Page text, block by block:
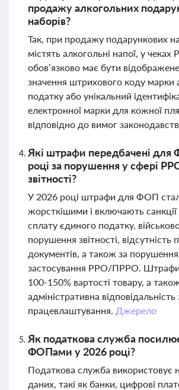
продажу алкогольних
наборів?
Так, при продажу подарункових
містять алкогольні напої, у
обов’язково має бути
значення штрихового коду марки
податку або унікальний
електронної марки для кожної
відповідно до вимог
Які штрафи передбачені для
році за порушення у сфері
звітності?
У 2026 році штрафи для ФОП
жорсткішими і включають санкції
сплату єдиного податку,
порушення звітності, відсутність
документів, а також за
застосування РРО/ПРРО. Штрафи
100-150% вартості товару, а
адміністративна
працевлаштування. Джерело
Як податкова служба
ФОПами у 2026 році?
Податкова служба використовує
даних, такі як банки, цифрові